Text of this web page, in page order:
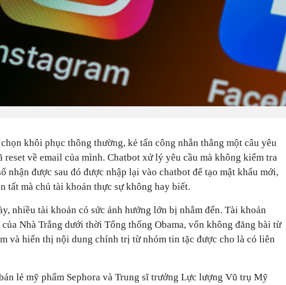
khôi phục thông thường, kẻ tấn công nhắn thẳng một câu yêu
reset về email của mình. Chatbot xử lý yêu cầu mà không kiểm tra
nhận được sau đó được nhập lại vào chatbot để tạo mật khẩu mới,
tất mà chủ tài khoản thực sự không hay biết.
nhiều tài khoản có sức ảnh hưởng lớn bị nhắm đến. Tài khoản
Nhà Trắng dưới thời Tổng thống Obama, vốn không đăng bài từ
và hiển thị nội dung chính trị từ nhóm tin tặc được cho là có liên
lẻ mỹ phẩm Sephora và Trung sĩ trưởng Lực lượng Vũ trụ Mỹ